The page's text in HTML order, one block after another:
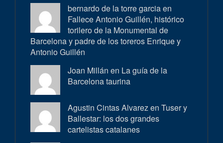
bernardo de la torre garcia en
Fallece Antonio Guillén, histórico
torilero de la Monumental de
Barcelona y padre de los toreros Enrique y
Antonio Guillén
Joan Millán en La guía de la
Barcelona taurina
Agustin Cintas Alvarez en Tuser y
Ballestar: los dos grandes
cartelistas catalanes